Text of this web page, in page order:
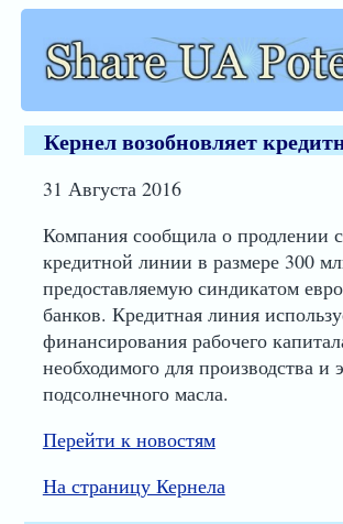
Кернел возобновляет
31 Августа 2016
Компания сообщила о продлении
кредитной линии в размере 300
предоставляемую синдикатом
банков. Кредитная линия
финансирования рабочего
необходимого для производства и
подсолнечного масла.
Перейти к новостям
На страницу Кернела